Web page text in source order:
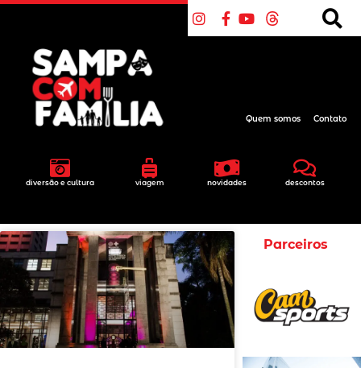
diversão e cultura viagem novidades descontos
Quem somos Contato
Parceiros